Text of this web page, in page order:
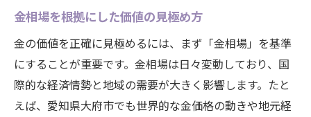
金相場を根拠にした価値の見極め方
金の価値を正確に見極めるには、まず「金相場」を基準
にすることが重要です。金相場は日々変動しており、国
際的な経済情勢と地域の需要が大きく影響します。たと
えば、愛知県大府市でも世界的な金価格の動きや地元経